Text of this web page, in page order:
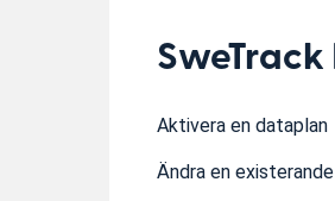
SweTrack
Aktivera en dataplan
Ändra en